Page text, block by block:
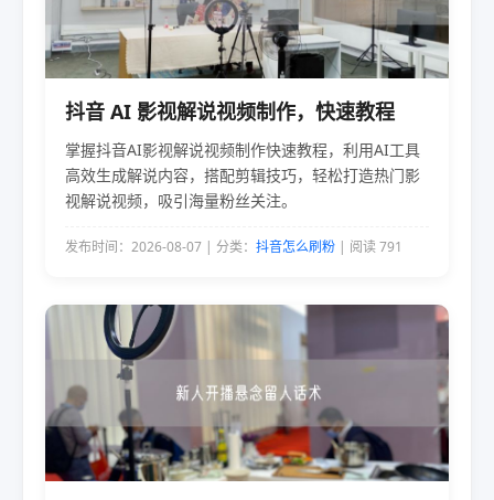
抖音 AI 影视解说视频制作，快速教程
掌握抖音AI影视解说视频制作快速教程，利用AI工具
高效生成解说内容，搭配剪辑技巧，轻松打造热门影
视解说视频，吸引海量粉丝关注。
发布时间：2026-08-07 | 分类： 抖音怎么刷粉 | 阅读 791